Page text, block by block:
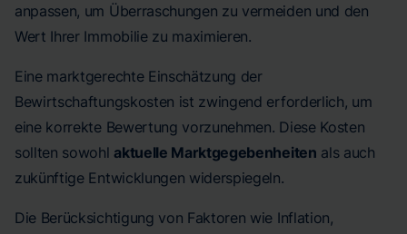
anpassen, um Überraschungen zu vermeiden und den
Wert Ihrer Immobilie zu maximieren.
Eine marktgerechte Einschätzung der
Bewirtschaftungskosten ist zwingend erforderlich, um
eine korrekte Bewertung vorzunehmen. Diese Kosten
sollten sowohlaktuelle Marktgegebenheiten als auch
zukünftige Entwicklungen widerspiegeln.
Die Berücksichtigung von Faktoren wie Inflation,